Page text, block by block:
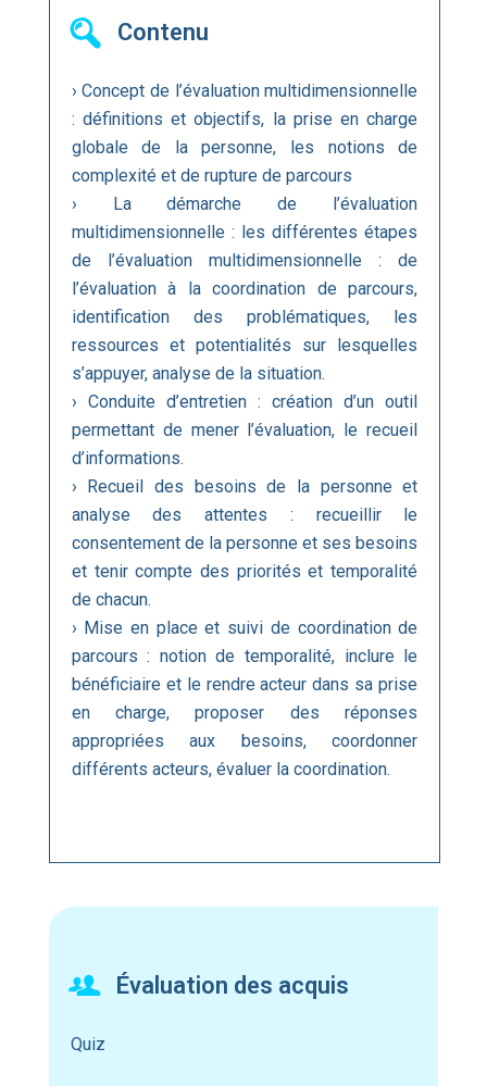
Contenu
› Concept de l’évaluation multidimensionnelle
: définitions et objectifs, la prise en charge
globale de la personne, les notions de
complexité et de rupture de parcours
› La démarche de l’évaluation
multidimensionnelle : les différentes étapes
de l’évaluation multidimensionnelle : de
l’évaluation à la coordination de parcours,
identification des problématiques, les
ressources et potentialités sur lesquelles
s’appuyer, analyse de la situation.
› Conduite d’entretien : création d’un outil
permettant de mener l’évaluation, le recueil
d’informations.
› Recueil des besoins de la personne et
analyse des attentes : recueillir le
consentement de la personne et ses besoins
et tenir compte des priorités et temporalité
de chacun.
› Mise en place et suivi de coordination de
parcours : notion de temporalité, inclure le
bénéficiaire et le rendre acteur dans sa prise
en charge, proposer des réponses
appropriées aux besoins, coordonner
différents acteurs, évaluer la coordination.
Évaluation des acquis
Quiz